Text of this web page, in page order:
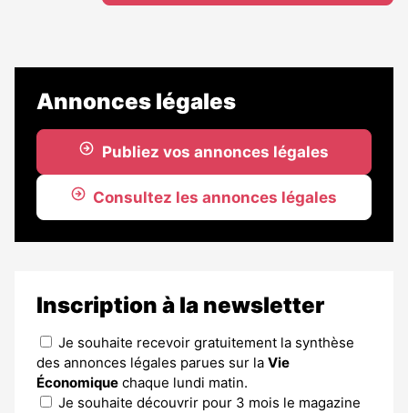
Annonces légales
Publiez vos annonces légales
Consultez les annonces légales
Inscription à la newsletter
Je souhaite recevoir gratuitement la synthèse
des annonces légales parues sur la Vie
Économique chaque lundi matin.
Je souhaite découvrir pour 3 mois le magazine